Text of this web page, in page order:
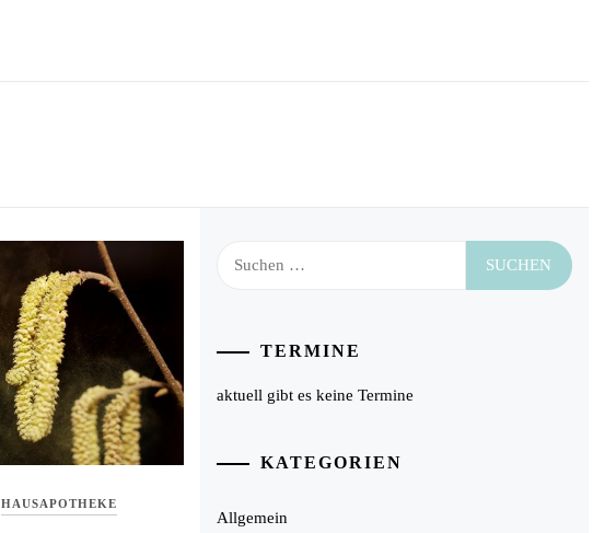
HAUSAPOTHEKE
TERMINE
aktuell gibt es keine Termine
KATEGORIEN
Allgemein